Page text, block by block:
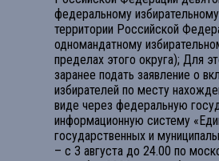
федеральному
территории Российской
одномандатному
пределах этого округа); Для
заранее подать заявление о
избирателей по месту
виде через федеральную
информационную систему
государственных и
– с 3 августа до 24.00 по